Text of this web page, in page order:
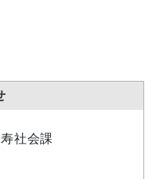
社会課